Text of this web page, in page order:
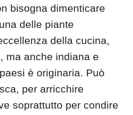
bisogna dimenticare
delle piante
della cucina,
ma anche indiana e
è originaria. Può
per arricchire
soprattutto per condire